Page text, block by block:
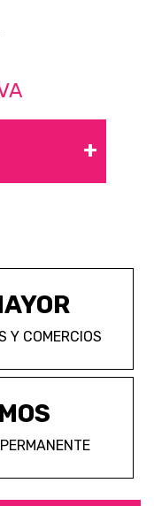
+
Y COMERCIOS